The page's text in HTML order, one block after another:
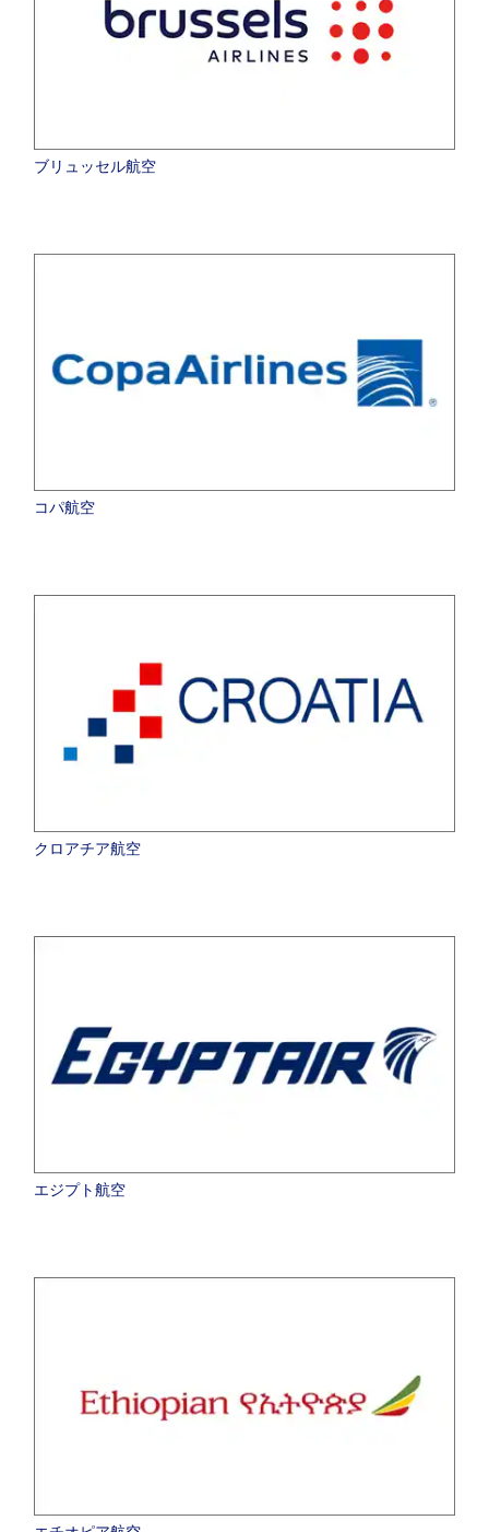
ブリュッセル航空
コパ航空
クロアチア航空
エジプト航空